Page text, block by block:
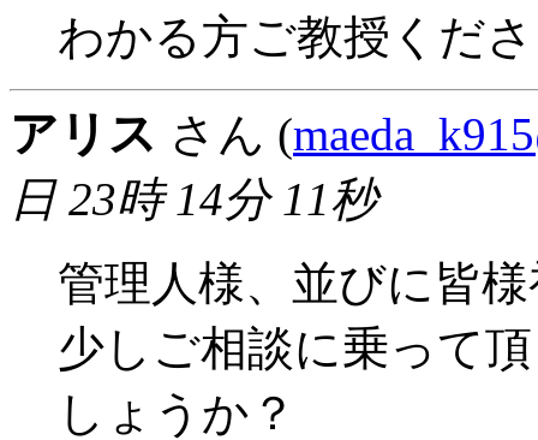
わかる方ご教授くだ
アリス さん (
日 23時 14分 11秒
管理人様、並びに皆
少しご相談に乗って
しょうか？